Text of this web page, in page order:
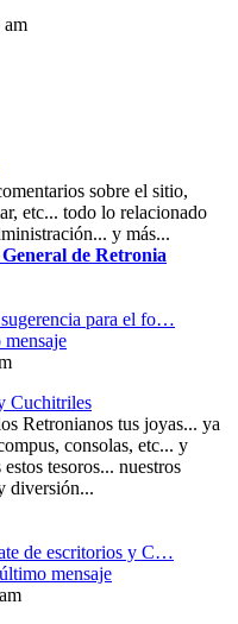
am
sobre el sitio,
etc... todo lo relacionado
y más...
de Retronia
para el fo…
Cuchitriles
Retronianos tus joyas... ya
consolas, etc... y
tesoros... nuestros
diversión...
de escritorios y C…
mensaje